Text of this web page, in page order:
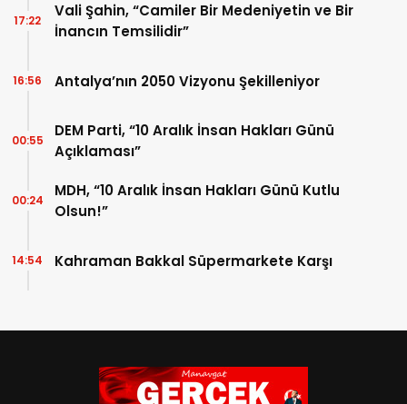
Vali Şahin, “Camiler Bir Medeniyetin ve Bir
İnancın Temsilidir”
17:22
Antalya’nın 2050 Vizyonu Şekilleniyor
16:56
DEM Parti, “10 Aralık İnsan Hakları Günü
Açıklaması”
00:55
MDH, “10 Aralık İnsan Hakları Günü Kutlu
Olsun!”
00:24
Kahraman Bakkal Süpermarkete Karşı
14:54